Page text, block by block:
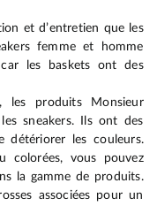
et d’entretien que les
femme et homme
les baskets ont des
les produits Monsieur
sneakers. Ils ont des
détériorer les couleurs.
colorées, vous pouvez
la gamme de produits.
associées pour un